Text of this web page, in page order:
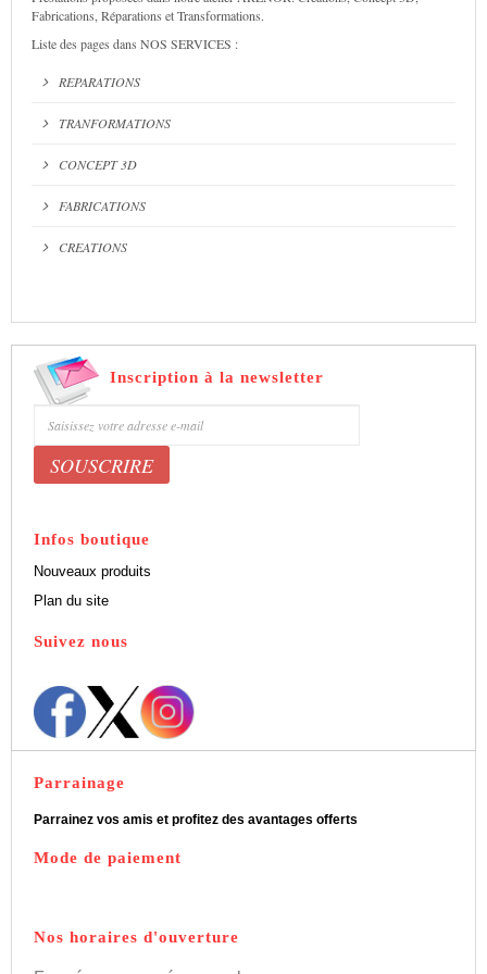
Fabrications, Réparations et Transformations.
Liste des pages dans NOS SERVICES :
REPARATIONS
TRANFORMATIONS
CONCEPT 3D
FABRICATIONS
CREATIONS
Inscription à la newsletter
Infos boutique
Nouveaux produits
Plan du site
Suivez nous
Parrainage
Parrainez vos amis et profitez des avantages offerts
Mode de paiement
Nos horaires d'ouverture